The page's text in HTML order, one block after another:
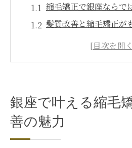
縮毛矯正で銀座ならで
髪質改善と縮毛矯正が
由
髪質改善に効く縮毛矯正の
髪質改善が進化する最
銀座で叶える縮毛
善の魅力